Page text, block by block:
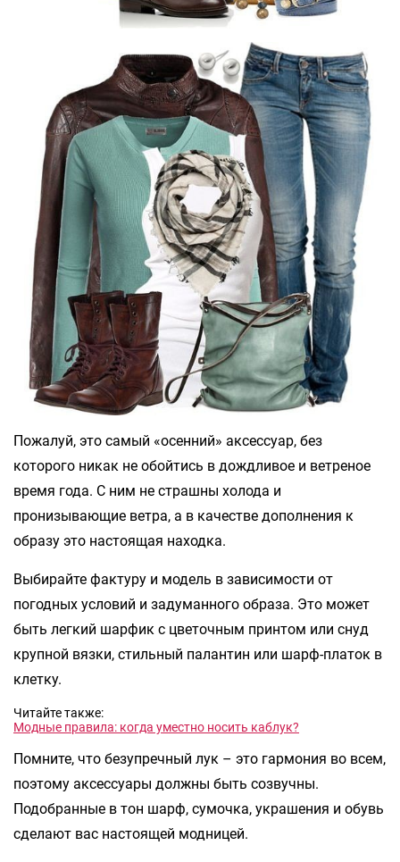
Пожалуй, это самый «осенний» аксессуар, без
которого никак не обойтись в дождливое и ветреное
время года. С ним не страшны холода и
пронизывающие ветра, а в качестве дополнения к
образу это настоящая находка.
Выбирайте фактуру и модель в зависимости от
погодных условий и задуманного образа. Это может
быть легкий шарфик с цветочным принтом или снуд
крупной вязки, стильный палантин или шарф-платок в
клетку.
Читайте также:
Модные правила: когда уместно носить каблук?
Помните, что безупречный лук – это гармония во всем,
поэтому аксессуары должны быть созвучны.
Подобранные в тон шарф, сумочка, украшения и обувь
сделают вас настоящей модницей.